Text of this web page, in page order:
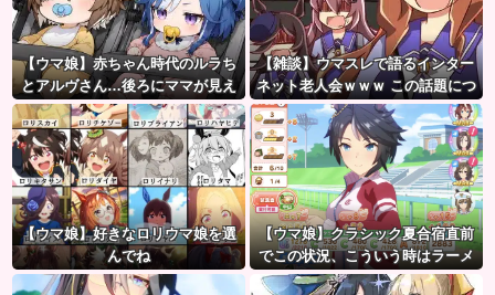
【ウマ娘】赤ちゃん時代のルラち
とアルヴさん…後ろにママが見え
るな？
【雑談】ウマスレで語るインター
ネット老人会ｗｗｗ この話題につ
いていけないってマジ…！？
【ウマ娘】好きなロリウマ娘を選
んでね
【ウマ娘】クラシック夏合宿直前
でこの状況、こういう時はラーメ
ン食べてもいいのかな？